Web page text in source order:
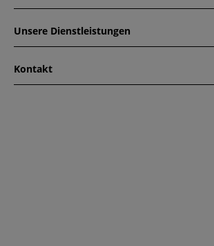
Unsere Dienstleistungen
Kontakt